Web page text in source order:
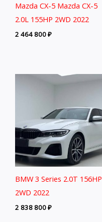
Mazda CX-5 Mazda CX-5
2.0L 155HP 2WD 2022
2 464 800₽
BMW 3 Series 2.0T 156HP
2WD 2022
2 838 800₽